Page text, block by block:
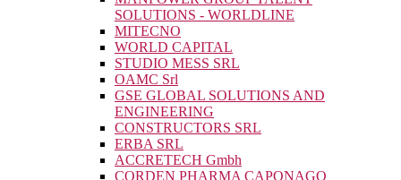
SOLUTIONS - WORLDLINE
MITECNO
WORLD CAPITAL
STUDIO MESS SRL
OAMC Srl
GSE GLOBAL SOLUTIONS AND
ENGINEERING
CONSTRUCTORS SRL
ERBA SRL
ACCRETECH Gmbh
CORDEN PHARMA CAPONAGO